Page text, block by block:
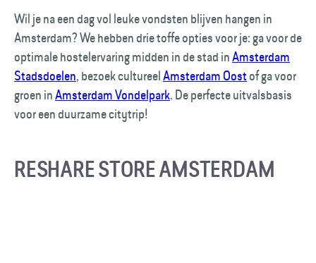
Wil je na een dag vol leuke vondsten blijven hangen in
Amsterdam? We hebben drie toffe opties voor je: ga voor de
optimale hostelervaring midden in de stad inAmsterdam
Stadsdoelen, bezoek cultureelAmsterdam Oost of ga voor
groen inAmsterdam Vondelpark. De perfecte uitvalsbasis
voor een duurzame citytrip!
RESHARE STORE AMSTERDAM